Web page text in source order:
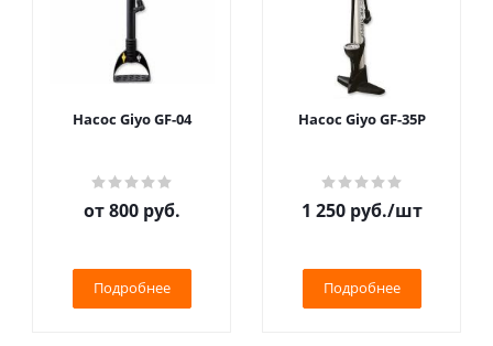
Насос Giyo GF-04
от800 руб.
Подробнее
Насос Giyo GF-35P
1 250 руб./шт
Подробнее